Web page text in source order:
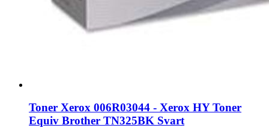
Toner Xerox 006R03044 - Xerox HY Toner
Equiv Brother TN325BK Svart